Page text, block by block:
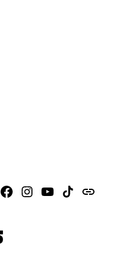
Faceboook
Instagram
Youtube
Tiktokissuu